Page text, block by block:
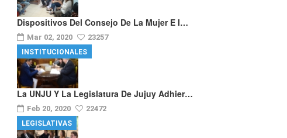
Dispositivos Del Consejo De La Mujer E I…
Mar 02, 2020 23257
La UNJU Y La Legislatura De Jujuy Adhier…
Feb 20, 2020 22472
INSTITUCIONALES
LEGISLATIVAS